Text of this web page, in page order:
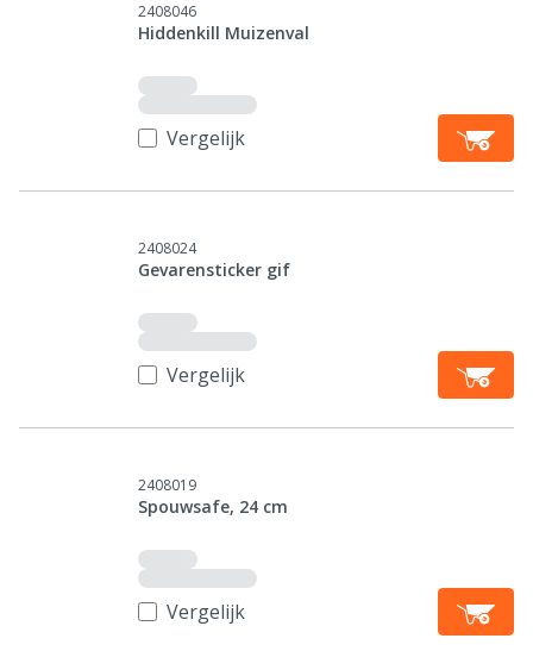
2408046
Hiddenkill Muizenval
Vergelijk
2408024
Gevarensticker gif
Vergelijk
2408019
Spouwsafe, 24 cm
Vergelijk